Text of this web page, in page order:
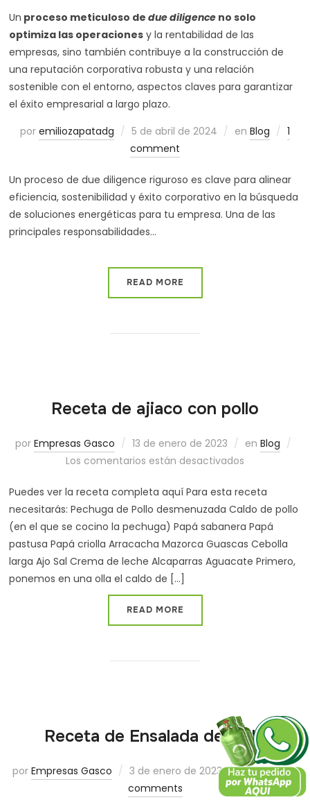
Un proceso meticuloso dedue diligence no solo
optimiza las operaciones y la rentabilidad de las
empresas, sino también contribuye a la construcción de
una reputación corporativa robusta y una relación
sostenible con el entorno, aspectos claves para garantizar
el éxito empresarial a largo plazo.
por emiliozapatadg 5 de abril de 2024 en Blog
1
comment
Un proceso de due diligence riguroso es clave para alinear
eficiencia, sostenibilidad y éxito corporativo en la búsqueda
de soluciones energéticas para tu empresa. Una de las
principales responsabilidades…
READ MORE
Receta de ajiaco con pollo
por Empresas Gasco 13 de enero de 2023 en Blog
Los comentarios están desactivados
Puedes ver la receta completa aquí Para esta receta
necesitarás: Pechuga de Pollo desmenuzada Caldo de pollo
(en el que se cocino la pechuga) Papá sabanera Papá
pastusa Papá criolla Arracacha Mazorca Guascas Cebolla
larga Ajo Sal Crema de leche Alcaparras Aguacate Primero,
ponemos en una olla el caldo de [...]
READ MORE
Receta de Ensalada de pollo
por Empresas Gasco 3 de enero de 2023 enBlog
0
comments